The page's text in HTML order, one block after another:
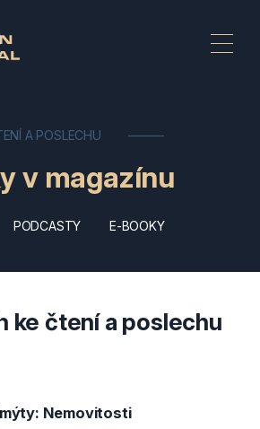
A POSLECHU
v magazínu
PODCASTY E-BOOKY
ke čtení a poslechu
Nemovitosti